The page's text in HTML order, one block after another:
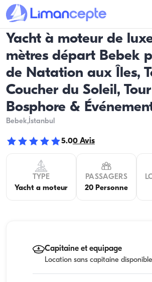
Yacht à moteur de
mètres départ Bebek
de Natation aux Îles,
Coucher du Soleil,
Bosphore &
Bebek,İstanbul
5.00 Avis
TYPE
Yacht a moteur
PASSAGERS
20 Personne
Capitaine et equipage
Location sans capitaine disponible